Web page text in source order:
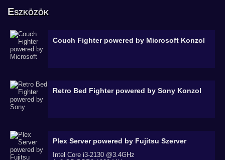
Eszközök
Couch Fighter powered by Microsoft Konzol
Retro Bed Fighter powered by Sony Konzol
Plex Server powered by Fujitsu Szerver
Intel Core i3-2130 @3.4GHz